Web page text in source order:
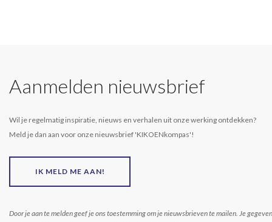
Aanmelden nieuwsbrief
Wil je regelmatig inspiratie, nieuws en verhalen uit onze werking ontdekken?
Meld je dan aan voor onze nieuwsbrief 'KIKOENkompas'!
IK MELD ME AAN!
Door je aan te melden geef je ons toestemming om je nieuwsbrieven te mailen. Je